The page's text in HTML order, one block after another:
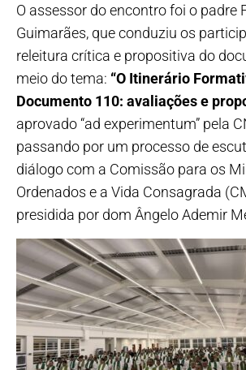
O assessor do encontro foi o padre
Guimarães, que conduziu os
releitura crítica e propositiva do
meio do tema: “O Itinerário
Documento 110: avaliações e
aprovado “ad experimentum” pela
passando por um processo de
diálogo com a Comissão para os
Ordenados e a Vida Consagrada
presidida por dom Ângelo Ademir